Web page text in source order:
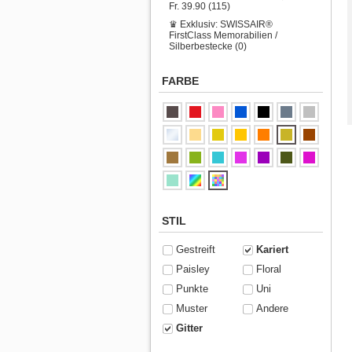
Fr. 39.90 (115)
♛ Exklusiv: SWISSAIR®
FirstClass Memorabilien /
Silberbestecke (0)
FARBE
STIL
Gestreift
Kariert
Paisley
Floral
Punkte
Uni
Muster
Andere
Gitter